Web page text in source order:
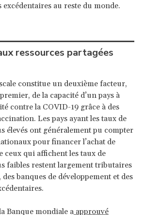
au reste du monde.
ressources partagées
constitue un deuxième facteur,
de la capacité d’un pays à
contre la COVID-19 grâce à des
Les pays ayant les taux de
élevés ont généralement pu compter
pour financer l’achat de
ceux qui affichent les taux de
faibles restent largement tributaires
des banques de développement et des
Banque mondiale a approuvé